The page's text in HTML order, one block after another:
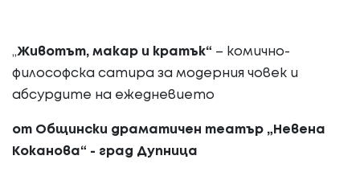
„Животът, макар и кратък“ – комично-
философска сатира за модерния човек и
абсурдите на ежедневието
от Общински драматичен театър „Невена
Коканова“ - град Дупница